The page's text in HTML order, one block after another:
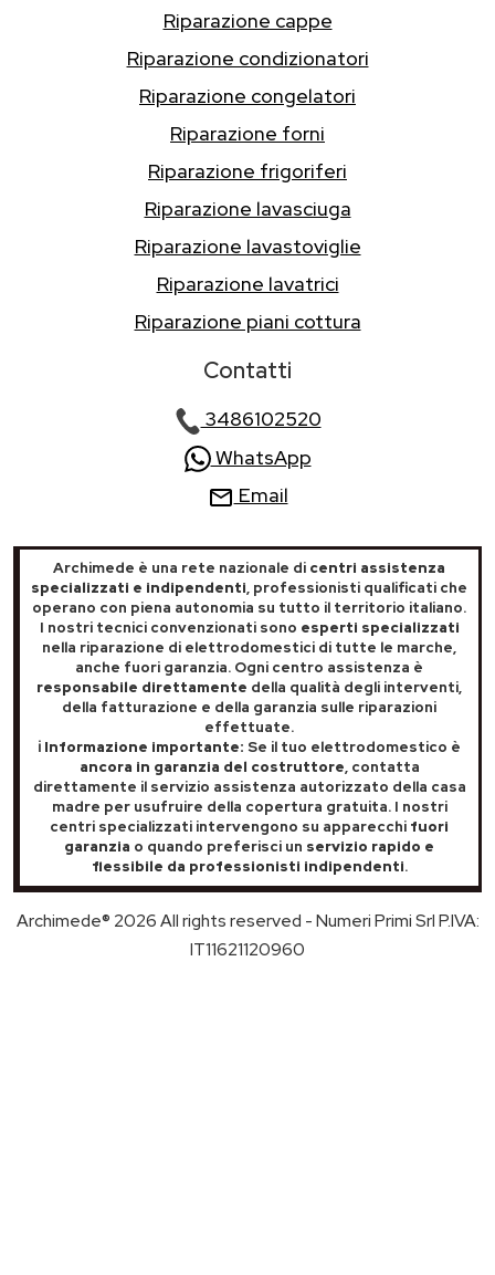
Riparazione cappe
Riparazione condizionatori
Riparazione congelatori
Riparazione forni
Riparazione frigoriferi
Riparazione lavasciuga
Riparazione lavastoviglie
Riparazione lavatrici
Riparazione piani cottura
Contatti
3486102520
WhatsApp
Email
Archimede è una rete nazionale di centri assistenza
specializzati e indipendenti, professionisti qualificati che
operano con piena autonomia su tutto il territorio italiano.
I nostri tecnici convenzionati sono esperti specializzati
nella riparazione di elettrodomestici di tutte le marche,
anche fuori garanzia. Ogni centro assistenza è
responsabile direttamente della qualità degli interventi,
della fatturazione e della garanzia sulle riparazioni
effettuate.
ℹ️ Informazione importante: Se il tuo elettrodomestico è
ancora in garanzia del costruttore, contatta
direttamente il servizio assistenza autorizzato della casa
madre per usufruire della copertura gratuita. I nostri
centri specializzati intervengono su apparecchi fuori
garanzia o quando preferisci un servizio rapido e
flessibile da professionisti indipendenti.
Archimede® 2026 All rights reserved - Numeri Primi Srl P.IVA:
IT11621120960